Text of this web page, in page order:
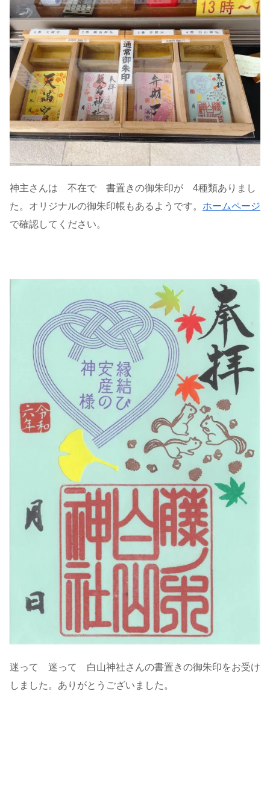
神主さんは 不在で 書置きの御朱印が 4種類ありまし
た。オリジナルの御朱印帳もあるようです。 ホームページ
で確認してください。
迷って 迷って 白山神社さんの書置きの御朱印をお受け
しました。ありがとうございました。